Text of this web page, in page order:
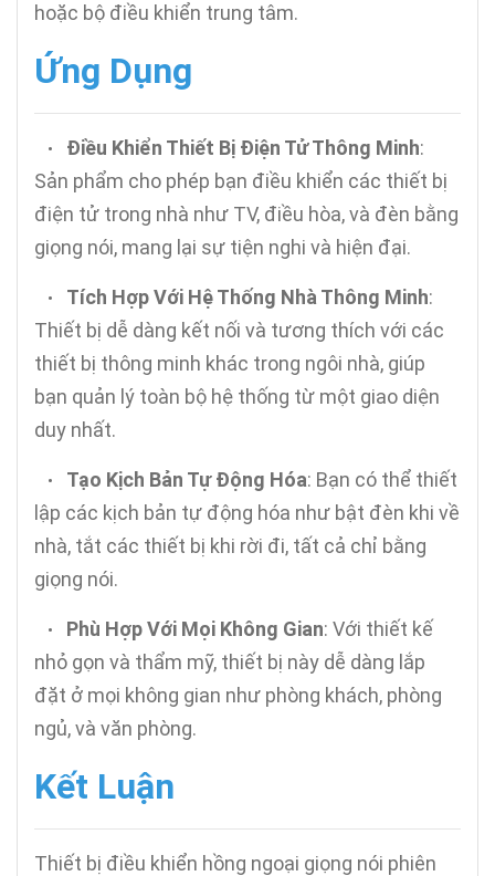
hoặc bộ điều khiển trung tâm.
Ứng Dụng
• Điều Khiển Thiết Bị Điện Tử Thông Minh:
Sản phẩm cho phép bạn điều khiển các thiết bị
điện tử trong nhà như TV, điều hòa, và đèn bằng
giọng nói, mang lại sự tiện nghi và hiện đại.
• Tích Hợp Với Hệ Thống Nhà Thông Minh:
Thiết bị dễ dàng kết nối và tương thích với các
thiết bị thông minh khác trong ngôi nhà, giúp
bạn quản lý toàn bộ hệ thống từ một giao diện
duy nhất.
• Tạo Kịch Bản Tự Động Hóa: Bạn có thể thiết
lập các kịch bản tự động hóa như bật đèn khi về
nhà, tắt các thiết bị khi rời đi, tất cả chỉ bằng
giọng nói.
• Phù Hợp Với Mọi Không Gian: Với thiết kế
nhỏ gọn và thẩm mỹ, thiết bị này dễ dàng lắp
đặt ở mọi không gian như phòng khách, phòng
ngủ, và văn phòng.
Kết Luận
Thiết bị điều khiển hồng ngoại giọng nói phiên